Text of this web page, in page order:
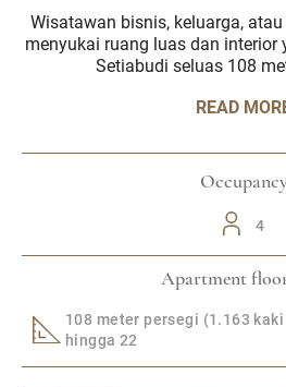
Wisatawan bisnis, keluarga,
menyukai ruang luas dan interior
Setiabudi seluas 108
READ
4
Apartment
108 meter persegi (1.163
hingga 22